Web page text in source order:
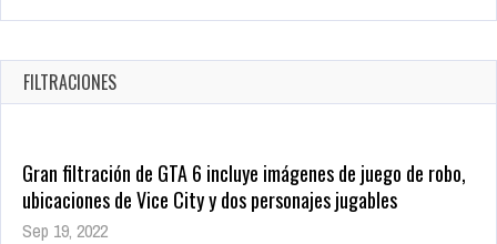
Revive el terror: El conjuro 4: Últimos ritos ya está disponible
Oct 20, 2025
1379 Views
FILTRACIONES
Gran filtración de GTA 6 incluye imágenes de juego de robo,
ubicaciones de Vice City y dos personajes jugables
Sep 19, 2022